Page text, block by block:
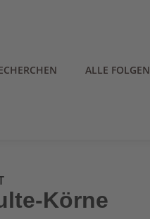
ALLE FOLGEN
Körne